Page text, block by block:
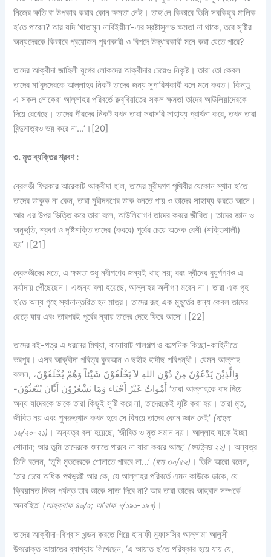
নিজের ক্ষতি বা উপকার করার কোন ক্ষমতা নেই। তাহ’লে কিভাবে তিনি সবকিছুর মালিক
হ’তে পারেন? আর যদি ‘খাতামুন নাবিইয়ীন’-এর স্রষ্টাসুলভ ক্ষমতা না থাকে, তবে সৃষ্টির
অন্যদেরকে কিভাবে প্রয়োজন পূরণকারী ও বিপদে উদ্ধারকারী মনে করা যেতে পারে?
তাদের আক্বীদা জাহিলী যুগের লোকদের আক্বীদার চেয়েও নিকৃষ্ট। তারা তো কেবল
তাদের মা‘বূদদেরকে আল্লাহর নিকট তাদের জন্য সুপারিশকারী বলে মনে করত। কিন্তু
এ সকল লোকেরা আল্লাহর পরিবর্তে রুবূবিয়াতের সকল ক্ষমতা তাদের আউলিয়াদেরকে
দিয়ে রেখেছে। তাদের পীরদের নিকট যখন তারা সরাসরি সাহায্য প্রার্থনা করে, তখন তারা
বিন্দুমাত্রও ভয় করে না…’। [20]
৩. মৃত ব্যক্তির শ্রবণ :
ব্রেলভী ফিরকার আরেকটি আক্বীদা হ’ল, তাদের মুরীদগণ পৃথিবীর যেকোন স্থান হ’তে
তাদের ডাকুক না কেন, তারা মুরীদগণের ডাক শুনতে পায় ও তাদের সাহায্য করতে আসে।
আর এর উপর ভিত্তি করে তারা বলে, আউলিয়াগণ তাদের কবরে জীবিত। তাদের জ্ঞান ও
অনুভূতি, শ্রবণ ও দৃষ্টিশক্তি তাদের (কবরে) পূর্বের চেয়ে অনেক বেশী (শক্তিশালী)
হয়’। [21]
ব্রেলভীদের মতে, এ ক্ষমতা শুধু নবীগণের জন্যই খাছ নয়; বরং দ্বীনের বুযুর্গগণও এ
মর্যাদায় পৌঁছেছেন। এজন্য বলা হয়েছে, আল্লাহর অলীগণ মরেন না। তারা এক গৃহ
হ’তে অন্য গৃহে স্থানান্তরিত হন মাত্র। তাদের রূহ এক মুহূর্তের জন্য কেবল তাদের
ছেড়ে যায় এবং তারপরই পূর্বের ন্যায় তাদের দেহে ফিরে আসে’। [22]
তাদের বই-পত্র এ ধরনের মিথ্যা, বানোয়াট গালগল্প ও কাল্পনিক কিচ্ছা-কাহিনীতে
ভরপুর। এসব আক্বীদা পবিত্র কুরআন ও ছহীহ হাদীছ পরিপন্থী। যেমন আল্লাহ
বলেন, وَالَّذِيْنَ يَدْعُوْنَ مِنْ دُوْنِ اللهِ لاَ يَخْلُقُوْنَ شَيْئاً وَهُمْ يُخْلَقُوْنَ،
أَمْواتٌ غَيْرُ أَحْيَاء وَمَا يَشْعُرُوْنَ أَيَّانَ يُبْعَثُوْنَ- ‘তারা আল্লাহকে বাদ দিয়ে
অন্য যাদেরকে ডাকে তারা কিছুই সৃষ্টি করে না, তাদেরকেই সৃষ্টি করা হয়। তারা মৃত,
জীবিত নয় এবং পুনরুত্থান কখন হবে সে বিষয়ে তাদের কোন জ্ঞান নেই’ (নাহল
১৬/২০-২১) । অন্যত্র বলা হয়েছে, ‘জীবিত ও মৃত সমান নয়। আল্লাহ যাকে ইচ্ছা
শোনান; আর তুমি তাদেরকে শুনাতে পারবে না যারা কবরে আছে’ (ফাত্বির ২২) । অন্যত্র
তিনি বলেন, ‘তুমি মৃতদেরকে শোনাতে পারবে না…’ (রূম ৩০/৫২) । তিনি আরো বলেন,
‘তার চেয়ে অধিক পথভ্রষ্ট আর কে, যে আল্লাহর পরিবর্তে এমন কাউকে ডাকে, যে
ক্বিয়ামত দিবস পর্যন্ত তার ডাকে সাড়া দিবে না? আর তারা তাদের আহবান সম্পর্কে
অনবহিত’ (আহক্বাফ ৪৬/৫; আ‘রাফ ৭/১৯১-১৯৭) ।
তাদের আক্বীদা-বিশ্বাস খন্ডন করতে গিয়ে হানাফী মুফাসসির আল্লামা আলুসী
উপরোক্ত আয়াতের ব্যাখ্যায় লিখেছেন, ‘এ আয়াত হ’তে পরিষ্কার হয়ে যায় যে,